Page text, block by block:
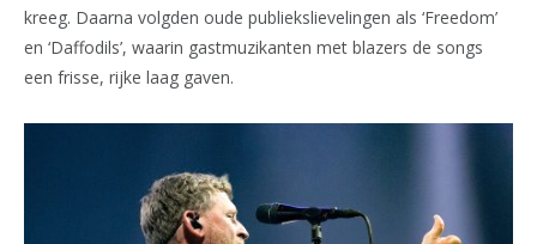
kreeg. Daarna volgden oude publiekslievelingen als ‘Freedom’
en ‘Daffodils’, waarin gastmuzikanten met blazers de songs
een frisse, rijke laag gaven.